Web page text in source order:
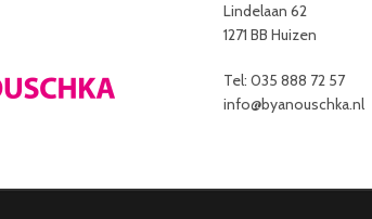
Lindelaan 62
1271 BB Huizen
Tel: 035 888 72 57
info@byanouschka.nl